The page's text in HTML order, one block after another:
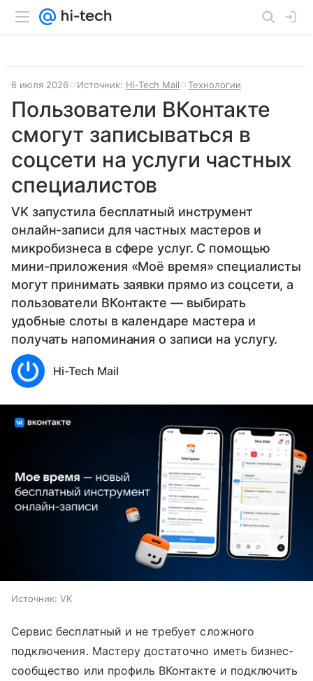
6 июля 2026 Источник: Hi-Tech Mail Технологии
Пользователи ВКонтакте
смогут записываться в
соцсети на услуги частных
специалистов
VK запустила бесплатный инструмент
онлайн-записи для частных мастеров и
микробизнеса в сфере услуг. С помощью
мини-приложения «Моё время» специалисты
могут принимать заявки прямо из соцсети, а
пользователи ВКонтакте — выбирать
удобные слоты в календаре мастера и
получать напоминания о записи на услугу.
Hi-Tech Mail
Источник: VK
Сервис бесплатный и не требует сложного
подключения. Мастеру достаточно иметь бизнес-
сообщество или профиль ВКонтакте и подключить